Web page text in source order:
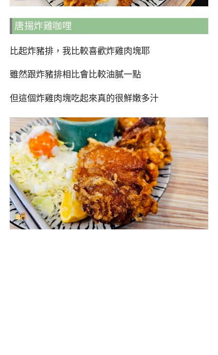
唐揚炸雞咖哩
比起炸豬排，我比較喜歡炸雞肉塊耶
雖然跟炸豬排相比會比較油膩一點
但這個炸雞肉塊吃起來真的很鮮嫩多汁